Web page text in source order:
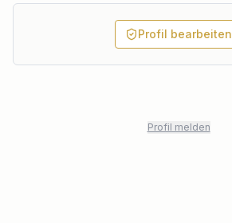
Profil bearbeiten
Profil melden